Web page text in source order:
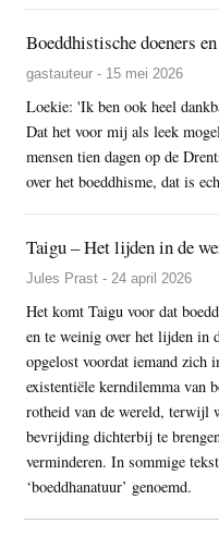
Boeddhistische doeners
gastauteur - 15 mei 2026
Loekie: 'Ik ben ook heel
Dat het voor mij als leek
mensen tien dagen op de
over het boeddhisme, dat is
Taigu – Het lijden in de
Jules Prast - 24 april 2026
Het komt Taigu voor dat
en te weinig over het lijden in
opgelost voordat iemand zich
existentiële kerndilemma van
rotheid van de wereld, terwijl
bevrijding dichterbij te
verminderen. In sommige
‘boeddhanatuur’ genoemd.